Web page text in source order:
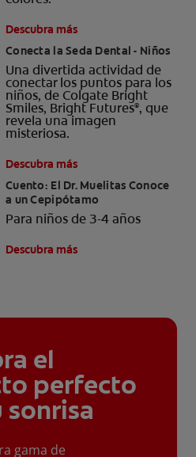
Descubra más
Conecta la Seda Dental - Niños
Una divertida actividad de
conectar los puntos para los
niños, de Colgate Bright
Smiles, Bright Futures®, que
revela una imagen
misteriosa.
Descubra más
Cuento: El Dr. Muelitas Conoce
a un Cepipótamo
Para niños de 3-4 años
Descubra más
el
perfecto
sonrisa
gama de